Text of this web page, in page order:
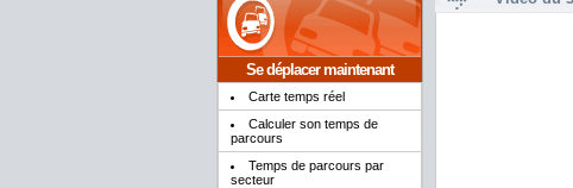
Se déplacer maintenant
Carte temps réel
Calculer son temps de
parcours
Temps de parcours par
secteur